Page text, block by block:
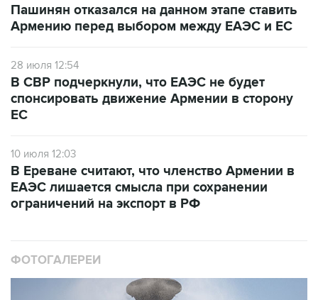
Пашинян отказался на данном этапе ставить
Армению перед выбором между ЕАЭС и ЕС
28 июля 12:54
В СВР подчеркнули, что ЕАЭС не будет
спонсировать движение Армении в сторону
ЕС
10 июля 12:03
В Ереване считают, что членство Армении в
ЕАЭС лишается смысла при сохранении
ограничений на экспорт в РФ
ФОТОГАЛЕРЕИ